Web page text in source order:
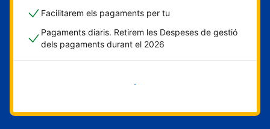
Facilitarem els pagaments per tu
Pagaments diaris. Retirem les Despeses de gestió
dels pagaments durant el 2026
Comença ara